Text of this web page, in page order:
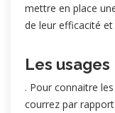
mettre en place
de leur efficacité
Les usages
. Pour connaitre
courrez par